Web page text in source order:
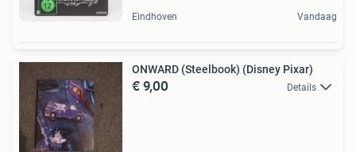
Eindhoven Vandaag
ONWARD (Steelbook) (Disney Pixar)
€ 9,00 Details